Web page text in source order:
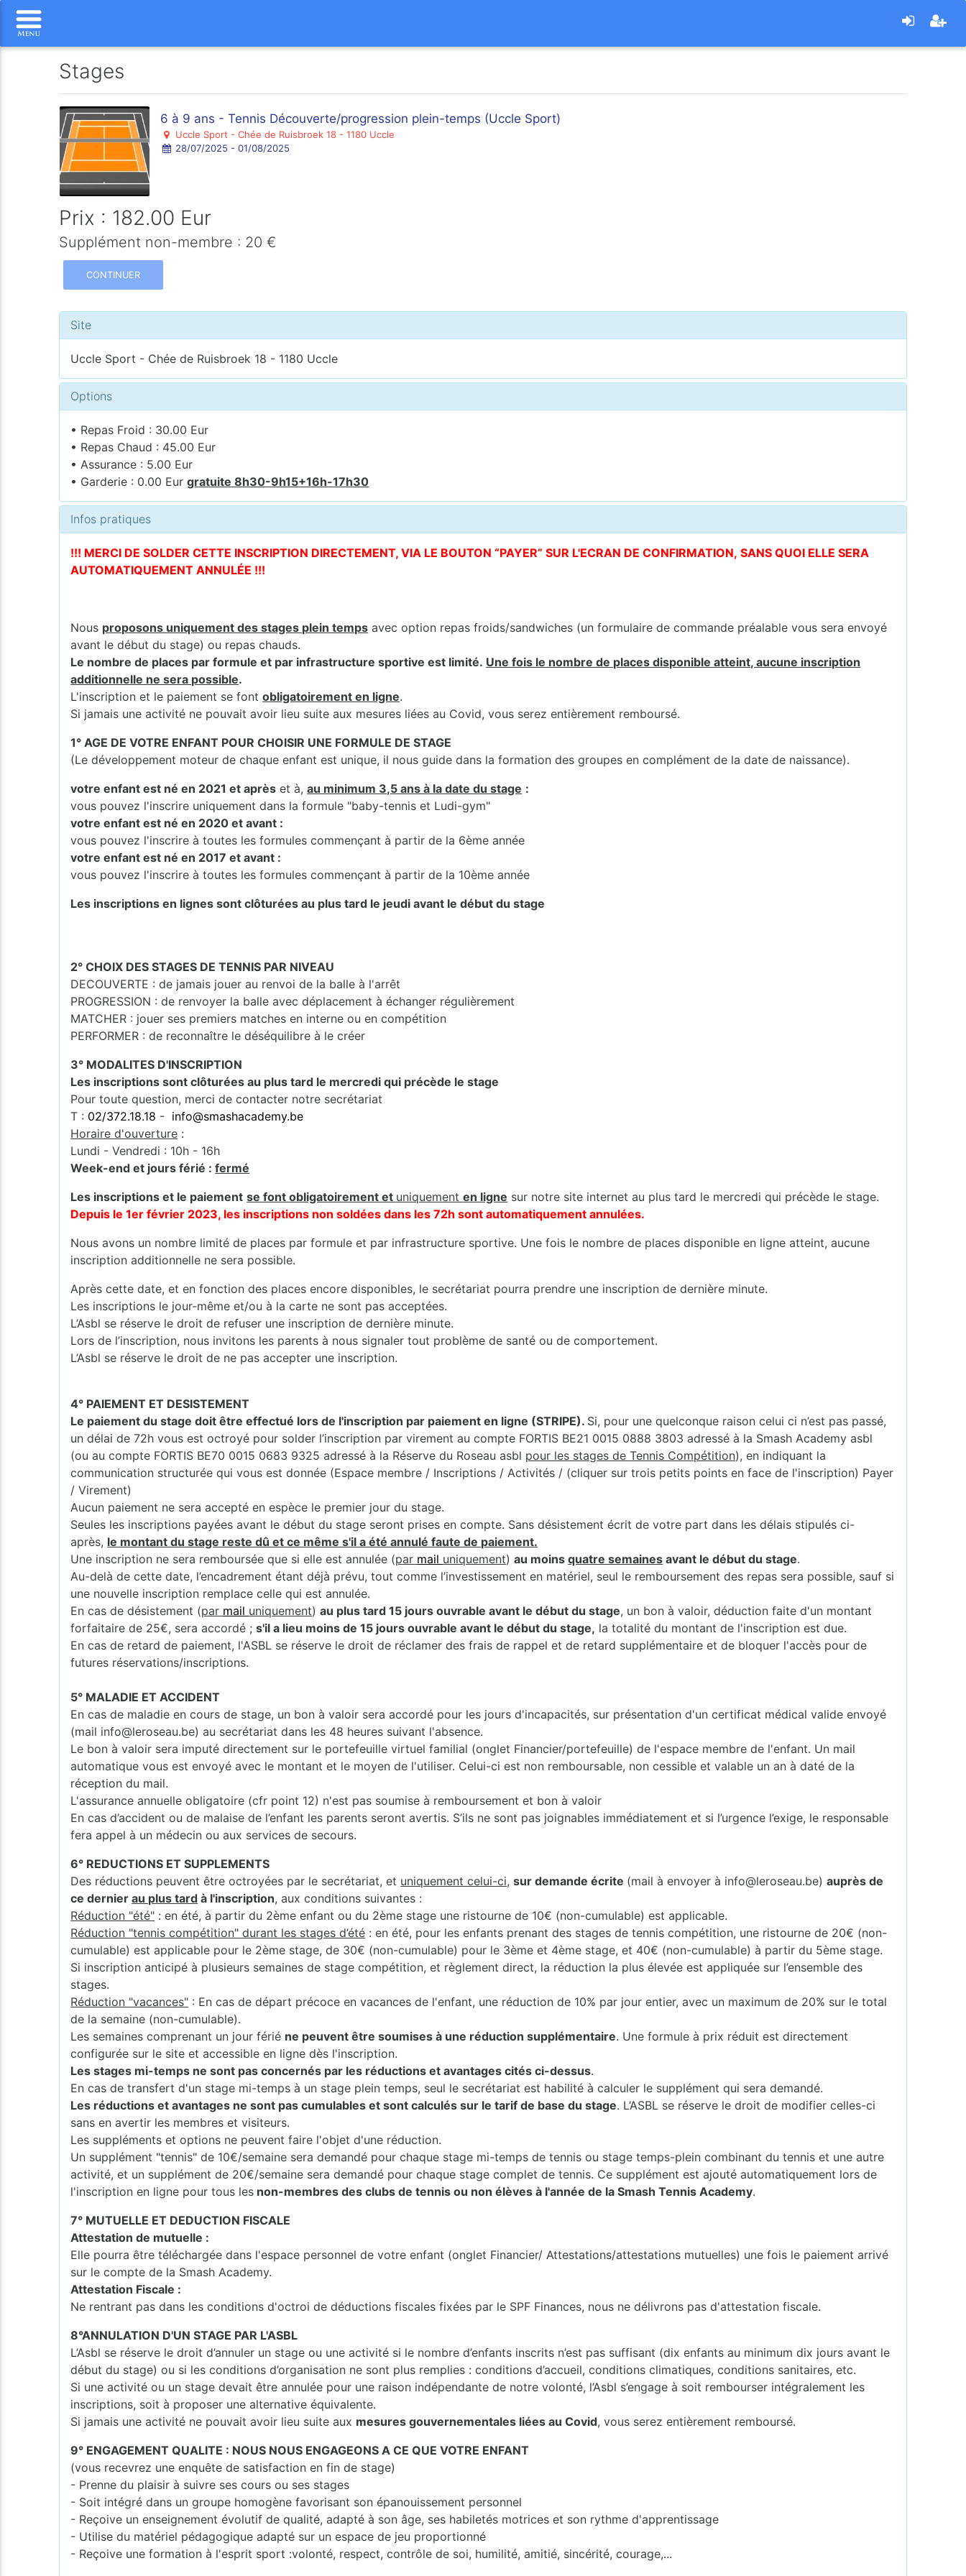
Stages
6 à 9 ans - Tennis Découverte/progression plein-temps (Uccle Sport)
Uccle Sport - Chée de Ruisbroek 18 - 1180 Uccle
28/07/2025 - 01/08/2025
Prix : 182.00 Eur
Supplément non-membre : 20 €
CONTINUER
Site
Uccle Sport - Chée de Ruisbroek 18 - 1180 Uccle
Options
• Repas Froid : 30.00 Eur
• Repas Chaud : 45.00 Eur
• Assurance : 5.00 Eur
• Garderie : 0.00 Eurgratuite 8h30-9h15+16h-17h30
Infos pratiques
!!! MERCI DE SOLDER CETTE INSCRIPTION DIRECTEMENT, VIA LE BOUTON “PAYER” SUR L'ECRAN DE CONFIRMATION, SANS QUOI ELLE SERA
AUTOMATIQUEMENT ANNULÉE !!!
Nous proposons uniquement des stages plein temps avec option repas froids/sandwiches (un formulaire de commande préalable vous sera envoyé
avant le début du stage) ou repas chauds.
Le nombre de places par formule et par infrastructure sportive est limité. Une fois le nombre de places disponible atteint, aucune inscription
additionnelle ne sera possible.
L'inscription et le paiement se fontobligatoirement en ligne.
Si jamais une activité ne pouvait avoir lieu suite aux mesures liées au Covid, vous serez entièrement remboursé.
1° AGE DE VOTRE ENFANT POUR CHOISIR UNE FORMULE DE STAGE
(Le développement moteur de chaque enfant est unique, il nous guide dans la formation des groupes en complément de la date de naissance).
votre enfant est né en 2021 et après et à,au minimum 3,5 ans à la date du stage :
vous pouvez l'inscrire uniquement dans la formule "baby-tennis et Ludi-gym"
votre enfant est né en 2020 et avant :
vous pouvez l'inscrire à toutes les formules commençant à partir de la 6ème année
votre enfant est né en 2017 et avant :
vous pouvez l'inscrire à toutes les formules commençant à partir de la 10ème année
Les inscriptions en lignes sont clôturées au plus tard le jeudi avant le début du stage
2° CHOIX DES STAGES DE TENNIS PAR NIVEAU
DECOUVERTE : de jamais jouer au renvoi de la balle à l'arrêt
PROGRESSION : de renvoyer la balle avec déplacement à échanger régulièrement
MATCHER : jouer ses premiers matches en interne ou en compétition
PERFORMER : de reconnaître le déséquilibre à le créer
3° MODALITES D'INSCRIPTION
Les inscriptions sont clôturées au plus tard le mercredi qui précède le stage
Pour toute question, merci de contacter notre secrétariat
T : 02/372.18.18 - info@smashacademy.be
Horaire d'ouverture :
Lundi - Vendredi : 10h - 16h
Week-end et jours férié :fermé
Les inscriptions et le paiement se font obligatoirement et uniquementen ligne sur notre site internet au plus tard le mercredi qui précède le stage.
Depuis le 1er février 2023, les inscriptions non soldées dans les 72h sont automatiquement annulées.
Nous avons un nombre limité de places par formule et par infrastructure sportive. Une fois le nombre de places disponible en ligne atteint, aucune
inscription additionnelle ne sera possible.
Après cette date, et en fonction des places encore disponibles, le secrétariat pourra prendre une inscription de dernière minute.
Les inscriptions le jour-même et/ou à la carte ne sont pas acceptées.
L’Asbl se réserve le droit de refuser une inscription de dernière minute.
Lors de l’inscription, nous invitons les parents à nous signaler tout problème de santé ou de comportement.
L’Asbl se réserve le droit de ne pas accepter une inscription.
4° PAIEMENT ET DESISTEMENT
Le paiement du stage doit être effectué lors de l'inscription par paiement en ligne (STRIPE). Si, pour une quelconque raison celui ci n’est pas passé,
un délai de 72h vous est octroyé pour solder l’inscription par virement au compte FORTIS BE21 0015 0888 3803 adressé à la Smash Academy asbl
(ou au compte FORTIS BE70 0015 0683 9325 adressé à la Réserve du Roseau asbl pour les stages de Tennis Compétition), en indiquant la
communication structurée qui vous est donnée (Espace membre / Inscriptions / Activités / (cliquer sur trois petits points en face de l'inscription) Payer
/ Virement)
Aucun paiement ne sera accepté en espèce le premier jour du stage.
Seules les inscriptions payées avant le début du stage seront prises en compte. Sans désistement écrit de votre part dans les délais stipulés ci-
après, le montant du stage reste dû et ce même s'il a été annulé faute de paiement.
Une inscription ne sera remboursée que si elle est annulée (par mail uniquement)au moinsquatre semaines avant le début du stage.
Au-delà de cette date, l’encadrement étant déjà prévu, tout comme l’investissement en matériel, seul le remboursement des repas sera possible, sauf si
une nouvelle inscription remplace celle qui est annulée.
En cas de désistement (par mail uniquement)au plus tard 15 jours ouvrable avant le début du stage, un bon à valoir, déduction faite d'un montant
forfaitaire de 25€, sera accordé ;s'il a lieu moins de 15 jours ouvrable avant le début du stage, la totalité du montant de l'inscription est due.
En cas de retard de paiement, l'ASBL se réserve le droit de réclamer des frais de rappel et de retard supplémentaire et de bloquer l'accès pour de
futures réservations/inscriptions.
5° MALADIE ET ACCIDENT
En cas de maladie en cours de stage, un bon à valoir sera accordé pour les jours d'incapacités, sur présentation d'un certificat médical valide envoyé
(mail info@leroseau.be) au secrétariat dans les 48 heures suivant l'absence.
Le bon à valoir sera imputé directement sur le portefeuille virtuel familial (onglet Financier/portefeuille) de l'espace membre de l'enfant. Un mail
automatique vous est envoyé avec le montant et le moyen de l'utiliser. Celui-ci est non remboursable, non cessible et valable un an à daté de la
réception du mail.
L'assurance annuelle obligatoire (cfr point 12) n'est pas soumise à remboursement et bon à valoir
En cas d’accident ou de malaise de l’enfant les parents seront avertis. S’ils ne sont pas joignables immédiatement et si l’urgence l’exige, le responsable
fera appel à un médecin ou aux services de secours.
6° REDUCTIONS ET SUPPLEMENTS
Des réductions peuvent être octroyées par le secrétariat, et uniquement celui-ci,sur demande écrite (mail à envoyer à info@leroseau.be)auprès de
ce dernierau plus tard à l'inscription, aux conditions suivantes :
Réduction "été" : en été, à partir du 2ème enfant ou du 2ème stage une ristourne de 10€ (non-cumulable) est applicable.
Réduction "tennis compétition" durant les stages d’été : en été, pour les enfants prenant des stages de tennis compétition, une ristourne de 20€ (non-
cumulable) est applicable pour le 2ème stage, de 30€ (non-cumulable) pour le 3ème et 4ème stage, et 40€ (non-cumulable) à partir du 5ème stage.
Si inscription anticipé à plusieurs semaines de stage compétition, et règlement direct, la réduction la plus élevée est appliquée sur l’ensemble des
stages.
Réduction "vacances" : En cas de départ précoce en vacances de l'enfant, une réduction de 10% par jour entier, avec un maximum de 20% sur le total
de la semaine (non-cumulable).
Les semaines comprenant un jour férié ne peuvent être soumises à une réduction supplémentaire. Une formule à prix réduit est directement
configurée sur le site et accessible en ligne dès l'inscription.
Les stages mi-temps ne sont pas concernés par les réductions et avantages cités ci-dessus.
En cas de transfert d'un stage mi-temps à un stage plein temps, seul le secrétariat est habilité à calculer le supplément qui sera demandé.
Les réductions et avantages ne sont pas cumulables et sont calculés sur le tarif de base du stage. L’ASBL se réserve le droit de modifier celles-ci
sans en avertir les membres et visiteurs.
Les suppléments et options ne peuvent faire l'objet d'une réduction.
Un supplément "tennis" de 10€/semaine sera demandé pour chaque stage mi-temps de tennis ou stage temps-plein combinant du tennis et une autre
activité, et un supplément de 20€/semaine sera demandé pour chaque stage complet de tennis. Ce supplément est ajouté automatiquement lors de
l'inscription en ligne pour tous les non-membres des clubs de tennis ou non élèves à l'année de la Smash Tennis Academy.
7° MUTUELLE ET DEDUCTION FISCALE
Attestation de mutuelle :
Elle pourra être téléchargée dans l'espace personnel de votre enfant (onglet Financier/ Attestations/attestations mutuelles) une fois le paiement arrivé
sur le compte de la Smash Academy.
Attestation Fiscale :
Ne rentrant pas dans les conditions d'octroi de déductions fiscales fixées par le SPF Finances, nous ne délivrons pas d'attestation fiscale.
8°ANNULATION D'UN STAGE PAR L'ASBL
L’Asbl se réserve le droit d’annuler un stage ou une activité si le nombre d’enfants inscrits n’est pas suffisant (dix enfants au minimum dix jours avant le
début du stage) ou si les conditions d’organisation ne sont plus remplies : conditions d’accueil, conditions climatiques, conditions sanitaires, etc.
Si une activité ou un stage devait être annulée pour une raison indépendante de notre volonté, l’Asbl s’engage à soit rembourser intégralement les
inscriptions, soit à proposer une alternative équivalente.
Si jamais une activité ne pouvait avoir lieu suite aux mesures gouvernementales liées au Covid, vous serez entièrement remboursé.
9° ENGAGEMENT QUALITE : NOUS NOUS ENGAGEONS A CE QUE VOTRE ENFANT
(vous recevrez une enquête de satisfaction en fin de stage)
- Prenne du plaisir à suivre ses cours ou ses stages
- Soit intégré dans un groupe homogène favorisant son épanouissement personnel
- Reçoive un enseignement évolutif de qualité, adapté à son âge, ses habiletés motrices et son rythme d'apprentissage
- Utilise du matériel pédagogique adapté sur un espace de jeu proportionné
- Reçoive une formation à l'esprit sport :volonté, respect, contrôle de soi, humilité, amitié, sincérité, courage,...